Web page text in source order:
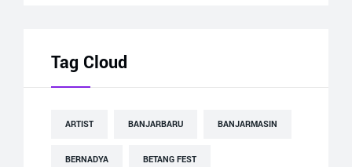
Tag Cloud
ARTIST BANJARBARU BANJARMASIN
BERNADYA BETANG FEST